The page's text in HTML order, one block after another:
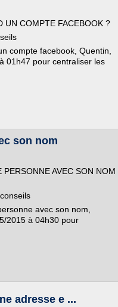
UN COMPTE FACEBOOK ?
compte facebook, Quentin,
01h47 pour centraliser les
son nom
AVEC SON NOM
avec son nom,
2015 à 04h30 pour
adresse e ...